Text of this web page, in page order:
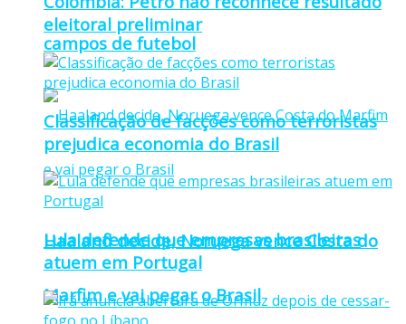
campos de futebol
Haaland decide, Noruega vence Costa do
Marfim e vai pegar o Brasil
eleitoral preliminar
Classificação de facções como terroristas
prejudica economia do Brasil
Lula defende que empresas brasileiras
atuem em Portugal